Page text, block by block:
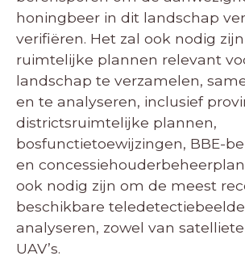
honingbeer in dit landschap
verifiëren. Het zal ook nodig
ruimtelijke plannen relevant
landschap te verzamelen,
en te analyseren, inclusief
districtsruimtelijke plannen,
bosfunctietoewijzingen, BBE-
en
ook nodig zijn om de meest
beschikbare
analyseren, zowel van
UAV’s.